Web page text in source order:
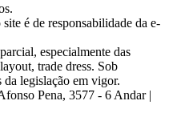
é de responsabilidade da e-
especialmente das
trade dress. Sob
legislação em vigor.
Pena, 3577 - 6 Andar |